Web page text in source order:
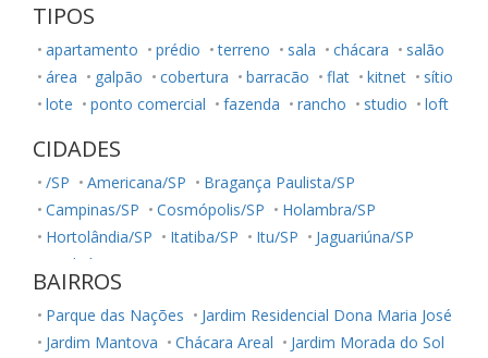
TIPOS
apartamento prédio terreno sala chácara
salão
área
galpão cobertura barracão flat kitnet
sítio
lote
ponto comercial fazenda rancho studio loft
CIDADES
/SP Americana/SP
Bragança Paulista/SP
Campinas/SP
Cosmópolis/SP
Holambra/SP
Hortolândia/SP
Itatiba/SP Itu/SP
Jaguariúna/SP
Jundiaí/SP
Morungaba/SP
Paulínia/SP
Salto/SP
Santa Bárbara D'Oeste/SP
Serra Negra/SP
Sorocaba/SP
Sumaré/SP
BAIRROS
Parque das Nações
Jardim Residencial Dona Maria José
Jardim Mantova
Chácara Areal
Jardim Morada do Sol